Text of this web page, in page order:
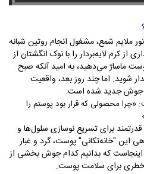
ملایم شمع، مشغول انجام روتین شبانه
کرم لایه‌بردار را با نوک انگشتان از
ماساژ می‌دهید، به امید آنکه صبح
شوید. اما چند روز بعد، واقعیت
جوش جدید شده است.
«چرا محصولی که قرار بود پوستم را
برای تسریع نوسازی سلول‌ها و
این "خانه‌تکانی" پوست، گرد و غبار
اینجاست که بدانیم کدام جوش بخشی از
برای سلامت پوست.